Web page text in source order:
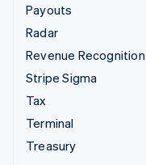
Payouts
Radar
Revenue Recognition
Stripe Sigma
Tax
Terminal
Treasury